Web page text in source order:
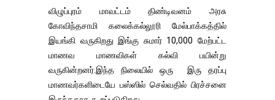
விழுப்புரம் மாவட்டம் திண்டிவனம் அரசு
கோவிந்தசாமி கலைக்கல்லூரி மேல்பாக்கத்தில்
இயங்கி வருகிறது இங்கு சுமார் 10,000 மேற்பட்ட
மாணவ மாணவிகள் கல்வி பயின்று
வருகின்றனர்.இந்த நிலையில் ஒரு இரு தரப்பு
மாணவர்களிடையே பஸ்ஸில் செல்வதில் பிரச்சனை